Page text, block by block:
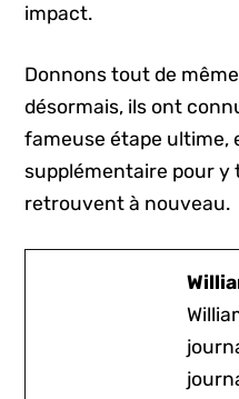
impact.
Donnons tout de
désormais, ils ont
fameuse étape
supplémentaire pour y
retrouvent à nouveau.